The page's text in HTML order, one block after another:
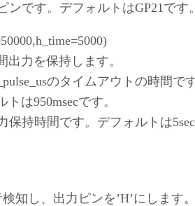
ンです。デフォルトはGP21です。
出力を保持します。
のタイムアウトの時間
は950msecです。
保持時間です。デフォルトは5sec
知し、出力ピンを’H’にします。